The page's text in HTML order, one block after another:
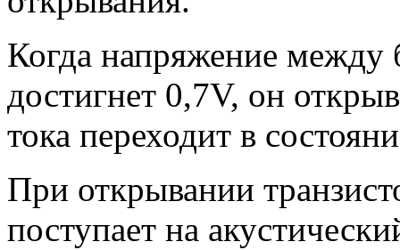
Когда напряжение между
достигнет 0,7V, он
тока переходит в
При открывании
поступает на